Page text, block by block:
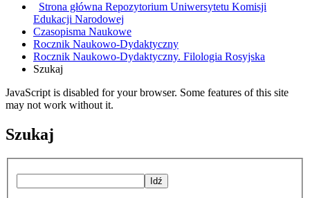
Strona główna Repozytorium Uniwersytetu Komisji
Edukacji Narodowej
Czasopisma Naukowe
Rocznik Naukowo-Dydaktyczny
Rocznik Naukowo-Dydaktyczny. Filologia Rosyjska
Szukaj
JavaScript is disabled for your browser. Some features of this site
may not work without it.
Szukaj
Idź